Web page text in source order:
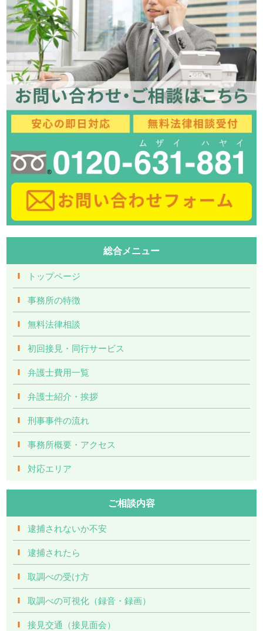
総合メニュー
トップページ
事務所の特徴
無料法律相談
初回接見・同行サービス
弁護士費用一覧
弁護士紹介・挨拶
刑事事件の流れ
事務所概要・アクセス
対応エリア
ご相談内容
逮捕されないか不安
逮捕されたら
取調べの受け方
取調べの可視化（録音・録画）
接見交通（接見面会）